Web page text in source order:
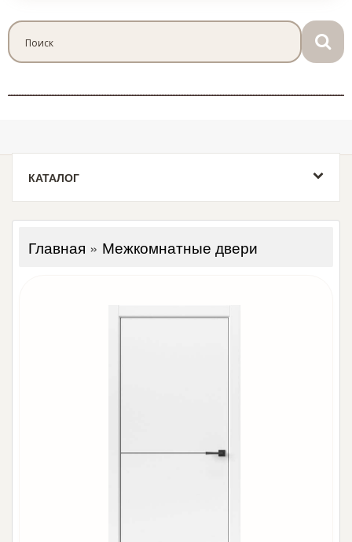
КАТАЛОГ
Главная » Межкомнатные двери